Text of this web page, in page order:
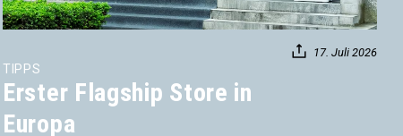
17. Juli 2026
TIPPS
Erster Flagship Store in
Europa